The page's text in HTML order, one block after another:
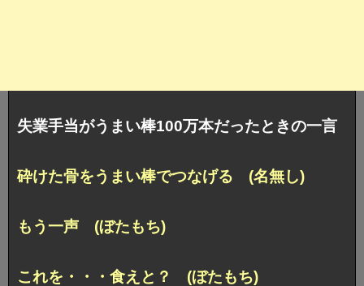
失業手当がうまい棒100万本だったときの一言
砕けた骨をうまい棒でつなげる (名無し)
もう一声 (ぼたもち)
これを・・・食えと？ (ぼたもち)